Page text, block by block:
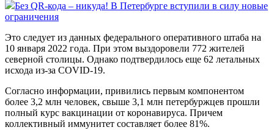
Без QR-кода – никуда! В Петербурге вступили в силу новые
ограничения
Это следует из данных федерального оперативного штаба на
10 января 2022 года. При этом выздоровели 772 жителей
северной столицы. Однако подтвердилось еще 62 летальных
исхода из-за COVID-19.
Согласно информации, привились первым компонентом
более 3,2 млн человек, свыше 3,1 млн петербуржцев прошли
полный курс вакцинации от коронавируса. Причем
коллективный иммунитет составляет более 81%.